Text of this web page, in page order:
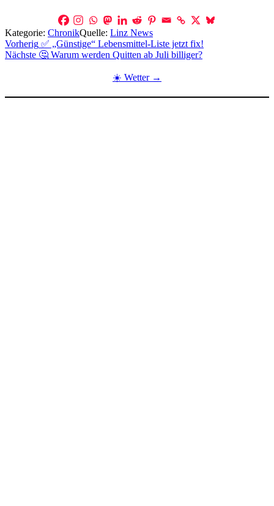
Kategorie: ChronikQuelle: Linz News
Beitragsnavigation
Vorherig ✅ „Günstige“ Lebensmittel-Liste jetzt fix!
Nächste 🤔 Warum werden Quitten ab Juli billiger?
☀️ Wetter →